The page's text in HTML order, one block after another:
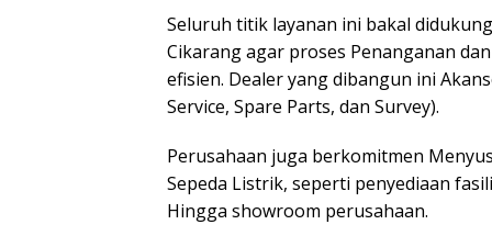
Seluruh titik layanan ini bakal
Cikarang agar proses Penanganan
efisien. Dealer yang dibangun ini
Service, Spare Parts, dan Survey).
Perusahaan juga berkomitmen
Sepeda Listrik, seperti penyediaan
Hingga showroom perusahaan.